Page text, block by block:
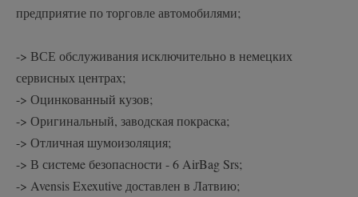
предприятие по торговле автомобилями;
-> ВСЕ обслуживания исключительно в немецких
сервисных центрах;
-> Оцинкованный кузов;
-> Оригинальный, заводская покраска;
-> Отличная шумоизоляция;
-> В системe безопасности - 6 AirBag Srs;
-> Avensis Exexutive доставлен в Латвию;